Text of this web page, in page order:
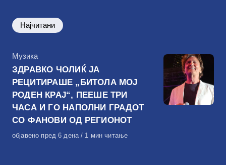
Најчитани
КАтегорија
Музика
ЗДРАВКО ЧОЛИЌ ЈА
РЕЦИТИРАШЕ „БИТОЛА МОЈ
РОДЕН КРАЈ“, ПЕЕШЕ ТРИ
ЧАСА И ГО НАПОЛНИ ГРАДОТ
СО ФАНОВИ ОД РЕГИОНОТ
Објавено
објавено пред 6 дена 1 мин читање